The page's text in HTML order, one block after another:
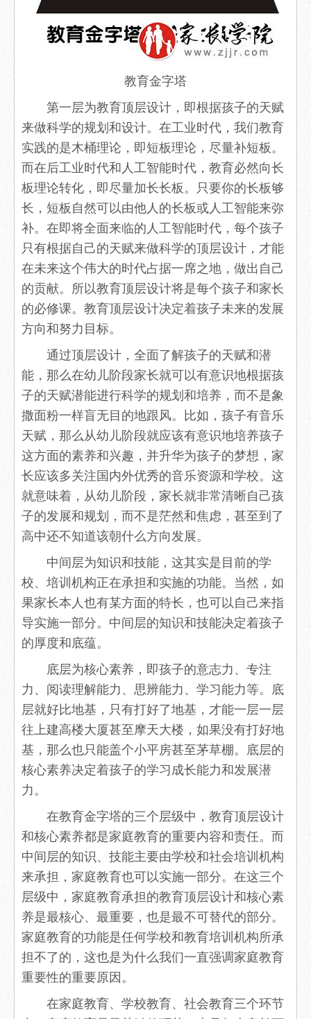
教育金字塔
第一层为教育顶层设计，即根据孩子的天赋
来做科学的规划和设计。在工业时代，我们教育
实践的是木桶理论，即短板理论，尽量补短板。
而在后工业时代和人工智能时代，教育必然向长
板理论转化，即尽量加长长板。只要你的长板够
长，短板自然可以由他人的长板或人工智能来弥
补。在即将全面来临的人工智能时代，每个孩子
只有根据自己的天赋来做科学的顶层设计，才能
在未来这个伟大的时代占据一席之地，做出自己
的贡献。所以教育顶层设计将是每个孩子和家长
的必修课。教育顶层设计决定着孩子未来的发展
方向和努力目标。
通过顶层设计，全面了解孩子的天赋和潜
能，那么在幼儿阶段家长就可以有意识地根据孩
子的天赋潜能进行科学的规划和培养，而不是象
撒面粉一样盲无目的地跟风。比如，孩子有音乐
天赋，那么从幼儿阶段就应该有意识地培养孩子
这方面的素养和兴趣，并升华为孩子的梦想，家
长应该多关注国内外优秀的音乐资源和学校。这
就意味着，从幼儿阶段，家长就非常清晰自己孩
子的发展和规划，而不是茫然和焦虑，甚至到了
高中还不知道该朝什么方向发展。
中间层为知识和技能，这其实是目前的学
校、培训机构正在承担和实施的功能。当然，如
果家长本人也有某方面的特长，也可以自己来指
导实施一部分。中间层的知识和技能决定着孩子
的厚度和底蕴。
底层为核心素养，即孩子的意志力、专注
力、阅读理解能力、思辨能力、学习能力等。底
层就好比地基，只有打好了地基，才能一层一层
往上建高楼大厦甚至摩天大楼，如果没有打好地
基，那么也只能盖个小平房甚至茅草棚。底层的
核心素养决定着孩子的学习成长能力和发展潜
力。
在教育金字塔的三个层级中，教育顶层设计
和核心素养都是家庭教育的重要内容和责任。而
中间层的知识、技能主要由学校和社会培训机构
来承担，家庭教育也可以实施一部分。在这三个
层级中，家庭教育承担的教育顶层设计和核心素
养是最核心、最重要，也是最不可替代的部分。
家庭教育的功能是任何学校和教育培训机构所承
担不了的，这也是为什么我们一直强调家庭教育
重要性的重要原因。
在家庭教育、学校教育、社会教育三个环节